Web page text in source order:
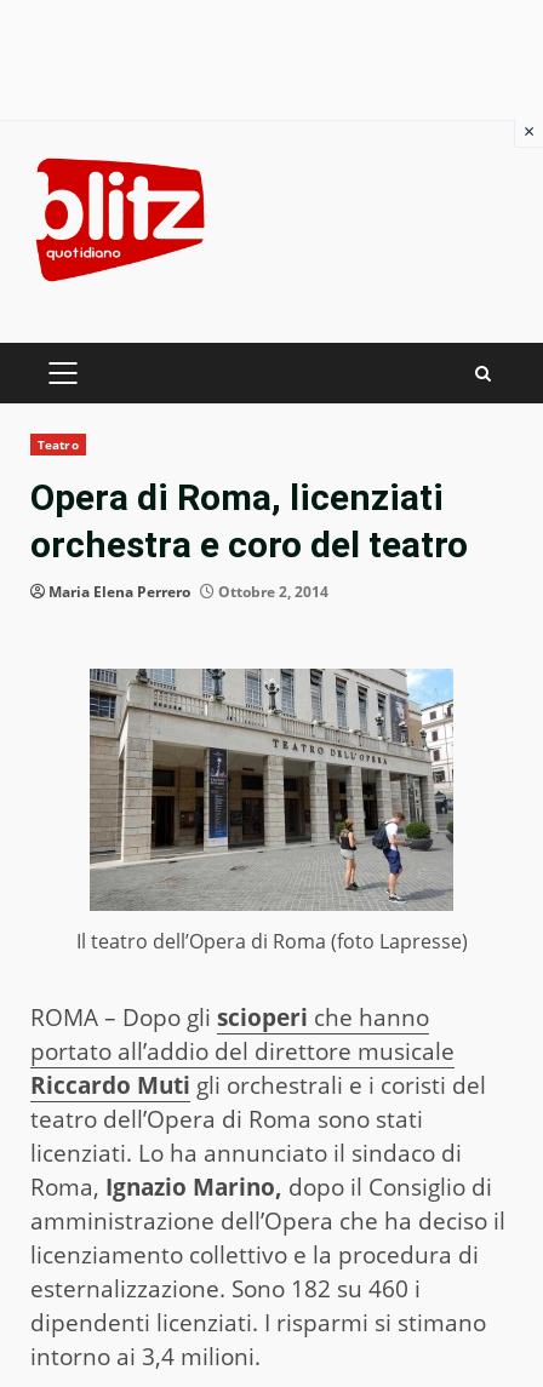
content
PRIMARY
Teatro
Opera di Roma, licenziati
orchestra e coro del teatro
Maria Elena Perrero Ottobre 2, 2014
Il teatro dell’Opera di Roma (foto Lapresse)
ROMA – Dopo gli scioperi che hanno
portato all’addio del direttore musicale
Riccardo Muti gli orchestrali e i coristi del
teatro dell’Opera di Roma sono stati
licenziati. Lo ha annunciato il sindaco di
Roma, Ignazio Marino, dopo il Consiglio di
amministrazione dell’Opera che ha deciso il
licenziamento collettivo e la procedura di
esternalizzazione. Sono 182 su 460 i
dipendenti licenziati. I risparmi si stimano
intorno ai 3,4 milioni.
×